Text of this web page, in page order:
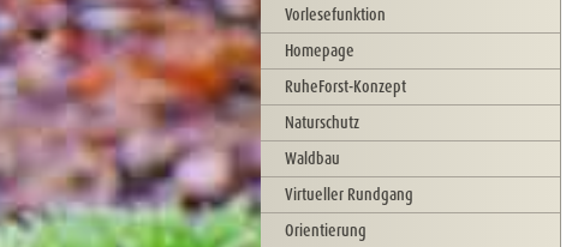
Vorlesefunktion
Homepage
RuheForst-Konzept
Naturschutz
Waldbau
Virtueller Rundgang
Orientierung